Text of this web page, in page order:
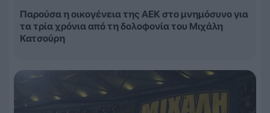
Παρούσα η οικογένεια της ΑΕΚ στο μνημόσυνο για
τα τρία χρόνια από τη δολοφονία του Μιχάλη
Κατσούρη